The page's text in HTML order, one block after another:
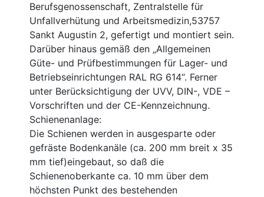
Berufsgenossenschaft, Zentralstelle für
Unfallverhütung und Arbeitsmedizin,53757
Sankt Augustin 2, gefertigt und montiert sein.
Darüber hinaus gemäß den „Allgemeinen
Güte- und Prüfbestimmungen für Lager- und
Betriebseinrichtungen RAL RG 614“. Ferner
unter Berücksichtigung der UVV, DIN-, VDE –
Vorschriften und der CE-Kennzeichnung.
Schienenanlage:
Die Schienen werden in ausgesparte oder
gefräste Bodenkanäle (ca. 200 mm breit x 35
mm tief)eingebaut, so daß die
Schienenoberkante ca. 10 mm über dem
höchsten Punkt des bestehenden